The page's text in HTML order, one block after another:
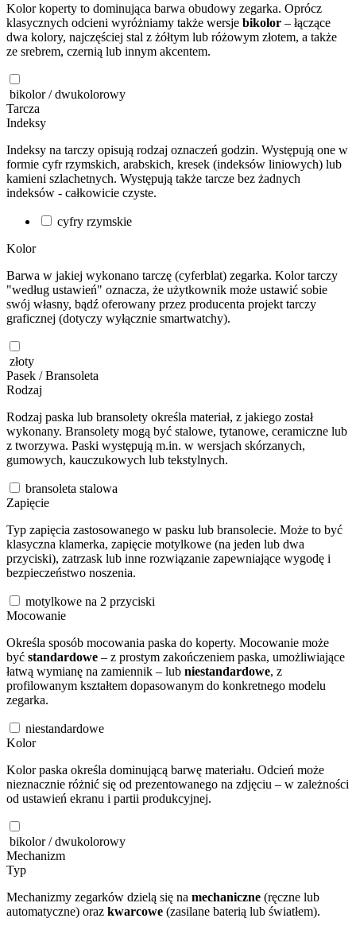
Kolor koperty to dominująca barwa obudowy zegarka. Oprócz
klasycznych odcieni wyróżniamy także wersje bikolor – łączące
dwa kolory, najczęściej stal z żółtym lub różowym złotem, a także
ze srebrem, czernią lub innym akcentem.
bikolor / dwukolorowy
Tarcza
Indeksy
Indeksy na tarczy opisują rodzaj oznaczeń godzin. Występują one w
formie cyfr rzymskich, arabskich, kresek (indeksów liniowych) lub
kamieni szlachetnych. Występują także tarcze bez żadnych
indeksów - całkowicie czyste.
cyfry rzymskie
Kolor
Barwa w jakiej wykonano tarczę (cyferblat) zegarka. Kolor tarczy
"według ustawień" oznacza, że użytkownik może ustawić sobie
swój własny, bądź oferowany przez producenta projekt tarczy
graficznej (dotyczy wyłącznie smartwatchy).
złoty
Pasek / Bransoleta
Rodzaj
Rodzaj paska lub bransolety określa materiał, z jakiego został
wykonany. Bransolety mogą być stalowe, tytanowe, ceramiczne lub
z tworzywa. Paski występują m.in. w wersjach skórzanych,
gumowych, kauczukowych lub tekstylnych.
bransoleta stalowa
Zapięcie
Typ zapięcia zastosowanego w pasku lub bransolecie. Może to być
klasyczna klamerka, zapięcie motylkowe (na jeden lub dwa
przyciski), zatrzask lub inne rozwiązanie zapewniające wygodę i
bezpieczeństwo noszenia.
motylkowe na 2 przyciski
Mocowanie
Określa sposób mocowania paska do koperty. Mocowanie może
być standardowe – z prostym zakończeniem paska, umożliwiające
łatwą wymianę na zamiennik – lub niestandardowe, z
profilowanym kształtem dopasowanym do konkretnego modelu
zegarka.
niestandardowe
Kolor
Kolor paska określa dominującą barwę materiału. Odcień może
nieznacznie różnić się od prezentowanego na zdjęciu – w zależności
od ustawień ekranu i partii produkcyjnej.
bikolor / dwukolorowy
Mechanizm
Typ
Mechanizmy zegarków dzielą się na mechaniczne (ręczne lub
automatyczne) oraz kwarcowe (zasilane baterią lub światłem).